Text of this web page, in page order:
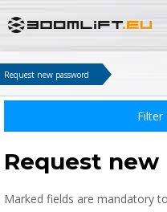
Request new password
Filter
Request new
Marked fields are mandatory